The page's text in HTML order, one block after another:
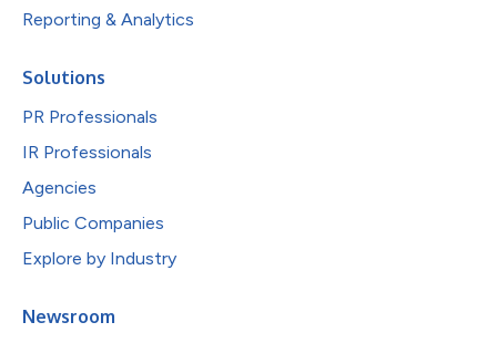
Reporting & Analytics
Solutions
PR Professionals
IR Professionals
Agencies
Public Companies
Explore by Industry
Newsroom